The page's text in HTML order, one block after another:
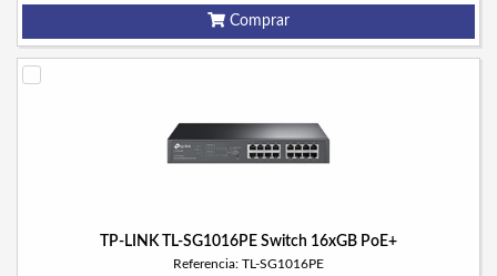
Comprar
TP-LINK TL-SG1016PE Switch 16xGB PoE+
Referencia: TL-SG1016PE